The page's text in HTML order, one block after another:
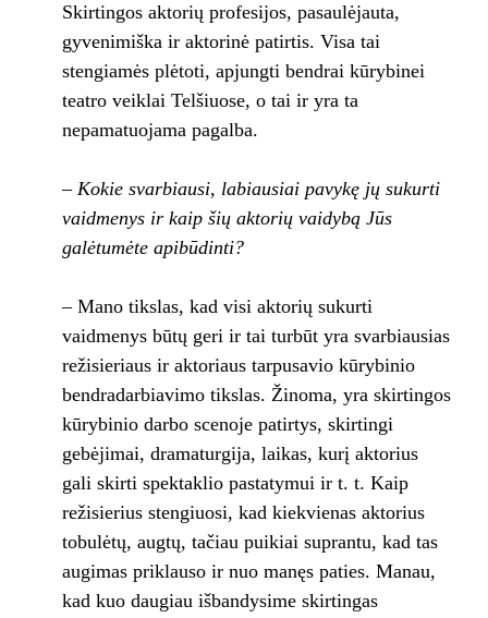
Skirtingos aktorių profesijos, pasaulėjauta,
gyvenimiška ir aktorinė patirtis. Visa tai
stengiamės plėtoti, apjungti bendrai kūrybinei
teatro veiklai Telšiuose, o tai ir yra ta
nepamatuojama pagalba.
– Kokie svarbiausi, labiausiai pavykę jų sukurti
vaidmenys ir kaip šių aktorių vaidybą Jūs
galėtumėte apibūdinti?
– Mano tikslas, kad visi aktorių sukurti
vaidmenys būtų geri ir tai turbūt yra svarbiausias
režisieriaus ir aktoriaus tarpusavio kūrybinio
bendradarbiavimo tikslas. Žinoma, yra skirtingos
kūrybinio darbo scenoje patirtys, skirtingi
gebėjimai, dramaturgija, laikas, kurį aktorius
gali skirti spektaklio pastatymui ir t. t. Kaip
režisierius stengiuosi, kad kiekvienas aktorius
tobulėtų, augtų, tačiau puikiai suprantu, kad tas
augimas priklauso ir nuo manęs paties. Manau,
kad kuo daugiau išbandysime skirtingas